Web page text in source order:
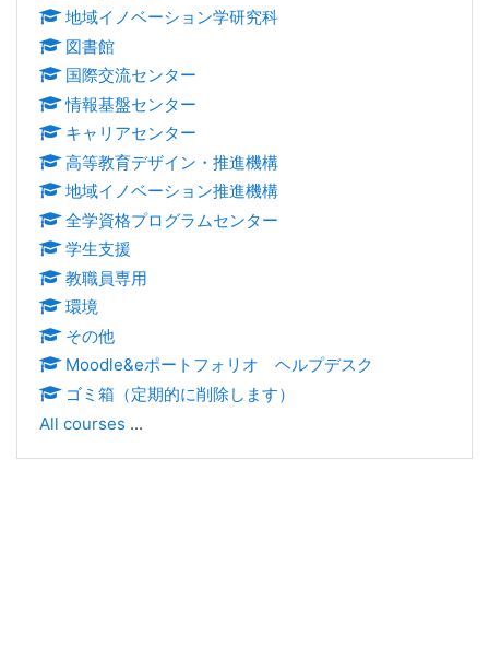
地域イノベーション学研究科
図書館
国際交流センター
情報基盤センター
キャリアセンター
高等教育デザイン・推進機構
地域イノベーション推進機構
全学資格プログラムセンター
学生支援
教職員専用
環境
その他
Moodle&eポートフォリオ ヘルプデスク
ゴミ箱（定期的に削除します）
All courses ...